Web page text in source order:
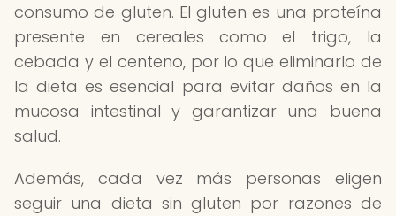
consumo de gluten. El gluten es una proteína
presente en cereales como el trigo, la
cebada y el centeno, por lo que eliminarlo de
la dieta es esencial para evitar daños en la
mucosa intestinal y garantizar una buena
salud.
Además, cada vez más personas eligen
seguir una dieta sin gluten por razones de